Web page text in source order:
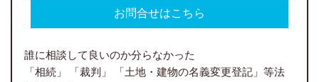
お問合せはこちら
誰に相談して良いのか分らなかった
「相続」 「裁判」 「土地・建物の名義変更登記」等法